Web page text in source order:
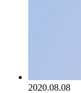
2020.08.08